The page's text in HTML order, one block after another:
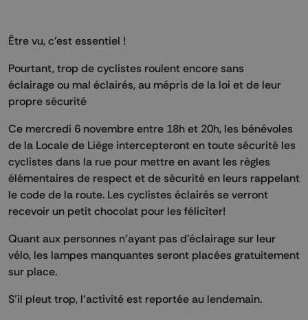
Être vu, c’est essentiel !
Pourtant, trop de cyclistes roulent encore sans
éclairage ou mal éclairés, au mépris de la loi et de leur
propre sécurité
Ce mercredi 6 novembre entre 18h et 20h, les bénévoles
de la Locale de Liège intercepteront en toute sécurité les
cyclistes dans la rue pour mettre en avant les règles
élémentaires de respect et de sécurité en leurs rappelant
le code de la route. Les cyclistes éclairés se verront
recevoir un petit chocolat pour les féliciter!
Quant aux personnes n’ayant pas d'éclairage sur leur
vélo, les lampes manquantes seront placées gratuitement
sur place.
S’il pleut trop, l’activité est reportée au lendemain.